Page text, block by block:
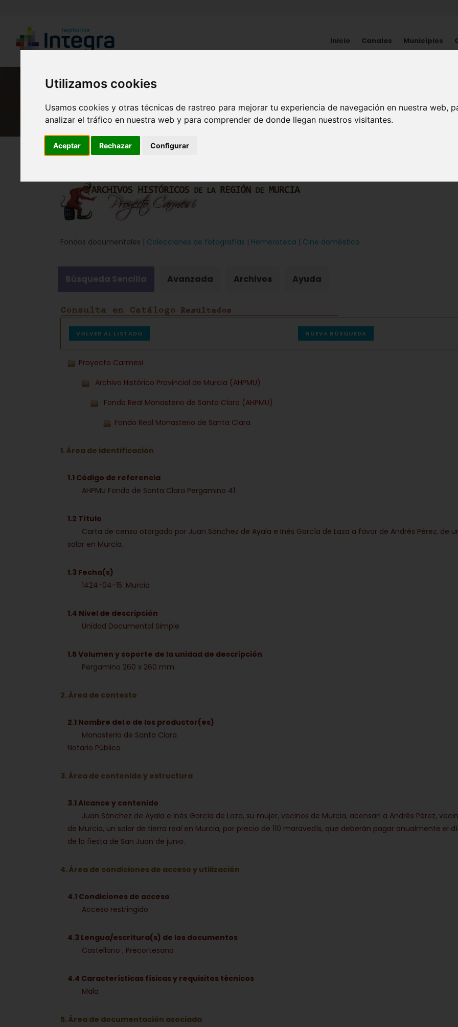
Utilizamos cookies
Usamos cookies y otras técnicas de rastreo para mejorar tu experiencia de navegación en nuestra web,
analizar el tráfico en nuestra web y para comprender de donde llegan nuestros visitantes.
Aceptar Rechazar Configurar
Inicio Canales Municipios
Región de Murcia Digital Historia Archivos
Fondos documentales | Colecciones de fotografías | Hemeroteca | Cine doméstico
Búsqueda Sencilla Avanzada Archivos Ayuda
VOLVER AL LISTADO NUEVA BÚSQUEDA
Proyecto Carmesi
Archivo Histórico Provincial de Murcia (AHPMU)
Fondo Real Monasterio de Santa Clara (AHPMU)
Fondo Real Monasterio de Santa Clara
1. Área de identificación
1.1 Código de referencia
AHPMU Fondo de Santa Clara Pergamino 41
1.2 Título
Carta de censo otorgada por Juan Sánchez de Ayala e Inés García de Laza a favor de Andrés Pérez, de
solar en Murcia.
1.3 Fecha(s)
1424-04-15. Murcia
1.4 Nivel de descripción
Unidad Documental Simple
1.5 Volumen y soporte de la unidad de descripción
Pergamino 260 x 260 mm.
2. Área de contexto
2.1 Nombre del o de los productor(es)
Monasterio de Santa Clara
Notario Público
3. Área de contenido y estructura
3.1 Alcance y contenido
Juan Sánchez de Ayala e Inés García de Laza, su mujer, vecinos de Murcia, acensan a Andrés Pérez,
de Murcia, un solar de tierra real en Murcia, por precio de 110 maravedís, que deberán pagar anualmente el
de la fiesta de San Juan de junio.
4. Área de condiciones de acceso y utilización
4.1 Condiciones de acceso
Acceso restringido
4.3 Lengua/escritura(s) de los documentos
Castellano ; Precortesana
4.4 Características físicas y requisitos técnicos
Mala
5. Área de documentación asociada